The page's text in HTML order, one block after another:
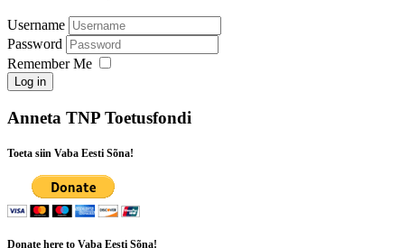
Username
Password
Remember Me
Log in
Anneta TNP Toetusfondi
Toeta siin Vaba Eesti Sõna!
Donate here to Vaba Eesti Sõna!